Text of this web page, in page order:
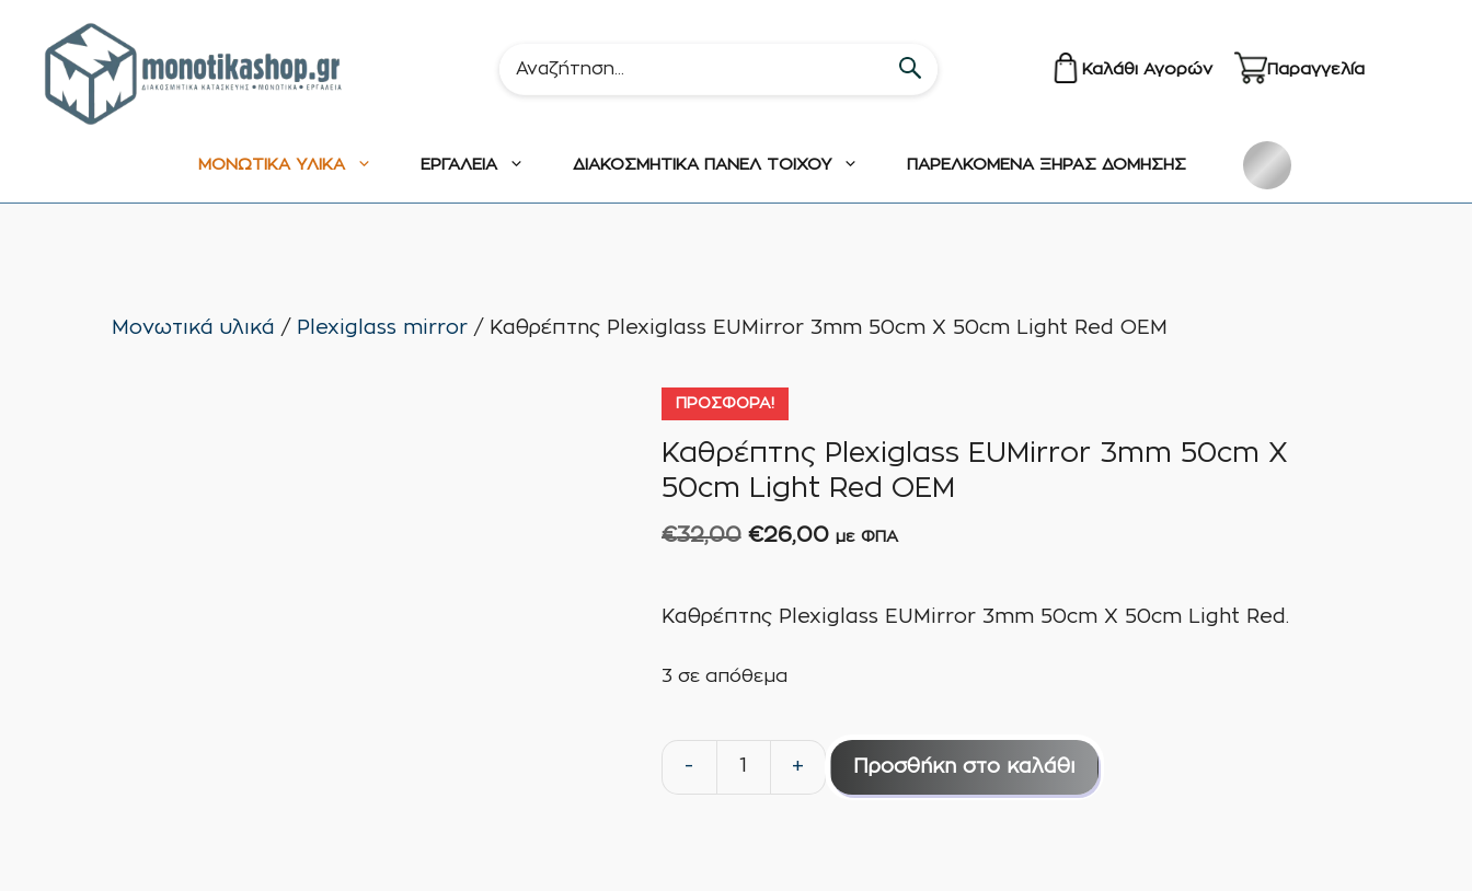
περιεχόμενο
Καλάθι Αγορών Παραγγελία
ΜΟΝΩΤΙΚΑ ΥΛΙΚΑ ΕΡΓΑΛΕΙΑ ΔΙΑΚΟΣΜΗΤΙΚΑ ΠΑΝΕΛ ΤΟΙΧΟΥ ΠΑΡΕΛΚΟΜΕΝΑ ΞΗΡΑΣ ΔΟΜΗΣΗΣ
Μονωτικά υλικά / Plexiglass mirror / Καθρέπτης Plexiglass EUMirror 3mm 50cm X 50cm Light Red ΟΕΜ
ΠΡΟΣΦΟΡΆ!
Καθρέπτης Plexiglass EUMirror 3mm 50cm X
50cm Light Red ΟΕΜ
€32,00 Original
was:
€26,00Η
τιμή
με ΦΠΑ
Καθρέπτης Plexiglass EUMirror 3mm 50cm X 50cm Light Red.
3 σε απόθεμα
-
Καθρέπτης
+ Προσθήκη στο καλάθι